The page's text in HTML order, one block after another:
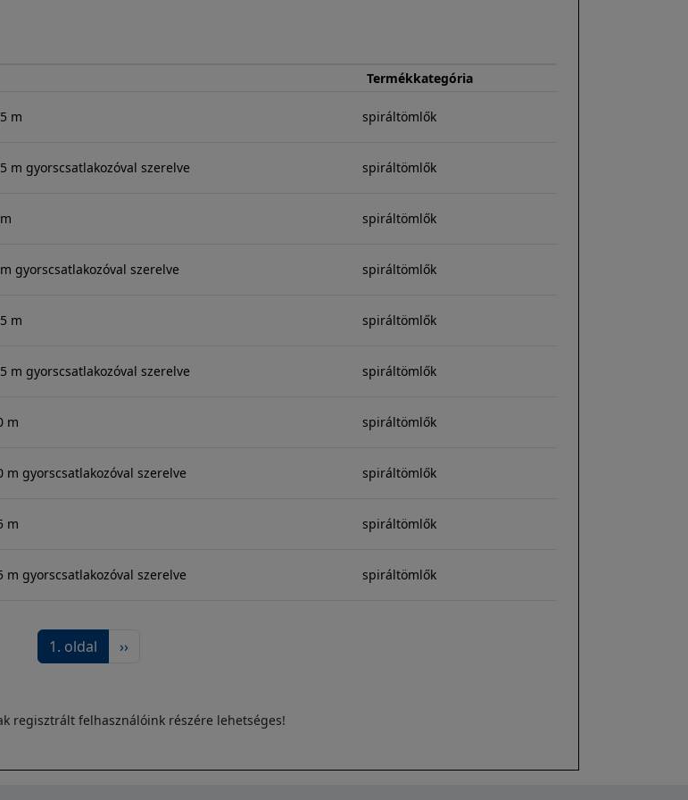
Termékkategória
m spiráltömlők
m gyorscsatlakozóval szerelve spiráltömlők
spiráltömlők
gyorscsatlakozóval szerelve spiráltömlők
m spiráltömlők
m gyorscsatlakozóval szerelve spiráltömlők
m spiráltömlők
m gyorscsatlakozóval szerelve spiráltömlők
m spiráltömlők
m gyorscsatlakozóval szerelve spiráltömlők
1. oldal Következő oldal
››
regisztrált felhasználóink részére lehetséges!